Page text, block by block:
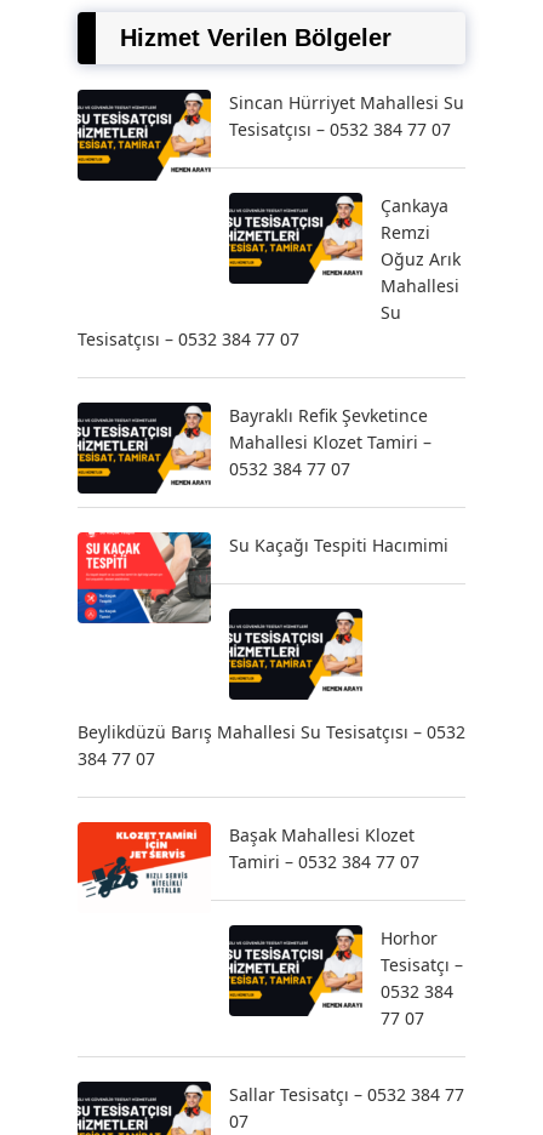
Hizmet Verilen Bölgeler
Sincan Hürriyet Mahallesi Su
Tesisatçısı – 0532 384 77 07
Çankaya
Remzi
Oğuz Arık
Mahallesi
Su
Tesisatçısı – 0532 384 77 07
Bayraklı Refik Şevketince
Mahallesi Klozet Tamiri –
0532 384 77 07
Su Kaçağı Tespiti Hacımimi
Beylikdüzü Barış Mahallesi Su Tesisatçısı – 0532
384 77 07
Başak Mahallesi Klozet
Tamiri – 0532 384 77 07
Horhor
Tesisatçı –
0532 384
77 07
Sallar Tesisatçı – 0532 384 77
07